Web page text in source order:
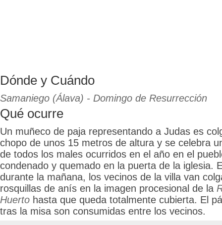
Dónde y Cuándo
Samaniego (Álava) - Domingo de Resurrección
Qué ocurre
Un muñeco de paja representando a Judas es
chopo de unos 15 metros de altura y se celebra
de todos los males ocurridos en el año en el
condenado y quemado en la puerta de la iglesia.
durante la mañana, los vecinos de la villa van
rosquillas de anís en la imagen procesional de la
Huerto hasta que queda totalmente cubierta. El
tras la misa son consumidas entre los vecinos.